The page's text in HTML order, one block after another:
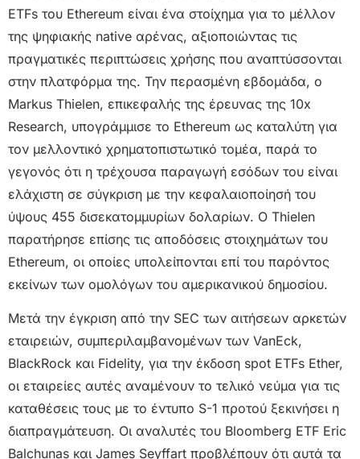
ETFs του Ethereum είναι ένα στοίχημα για το μέλλον
της ψηφιακής native αρένας, αξιοποιώντας τις
πραγματικές περιπτώσεις χρήσης που αναπτύσσονται
στην πλατφόρμα της. Την περασμένη εβδομάδα, ο
Markus Thielen, επικεφαλής της έρευνας της 10x
Research, υπογράμμισε το Ethereum ως καταλύτη για
τον μελλοντικό χρηματοπιστωτικό τομέα, παρά το
γεγονός ότι η τρέχουσα παραγωγή εσόδων του είναι
ελάχιστη σε σύγκριση με την κεφαλαιοποίησή του
ύψους 455 δισεκατομμυρίων δολαρίων. Ο Thielen
παρατήρησε επίσης τις αποδόσεις στοιχημάτων του
Ethereum, οι οποίες υπολείπονται επί του παρόντος
εκείνων των ομολόγων του αμερικανικού δημοσίου.
Μετά την έγκριση από την SEC των αιτήσεων αρκετών
εταιρειών, συμπεριλαμβανομένων των VanEck,
BlackRock και Fidelity, για την έκδοση spot ETFs Ether,
οι εταιρείες αυτές αναμένουν το τελικό νεύμα για τις
καταθέσεις τους με το έντυπο S-1 προτού ξεκινήσει η
διαπραγμάτευση. Οι αναλυτές του Bloomberg ETF Eric
Balchunas και James Seyffart προβλέπουν ότι αυτά τα